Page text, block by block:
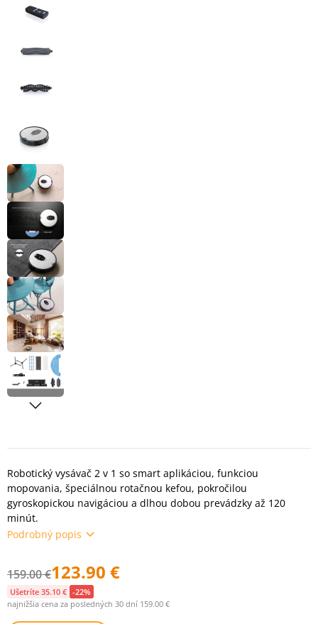
Robotický vysávač 2 v 1 so smart aplikáciou, funkciou
mopovania, špeciálnou rotačnou kefou, pokročilou
gyroskopickou navigáciou a dlhou dobou prevádzky až 120
minút.
Podrobný popis
159.00 €123.90 €
Ušetríte 35.10 € -22%
najnižšia cena za posledných 30 dní 159.00 €